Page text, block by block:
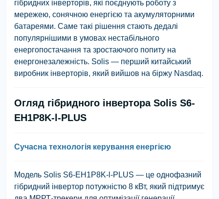
гібридних інверторів, які поєднують роботу з
мережею, сонячною енергією та акумуляторними
батареями. Саме такі рішення стають дедалі
популярнішими в умовах нестабільного
енергопостачання та зростаючого попиту на
енергонезалежність. Solis — перший китайський
виробник інверторів, який вийшов на біржу Nasdaq.
Огляд гібридного інвертора Solis S6-
EH1P8K-l-PLUS
Сучасна технологія керування енергією
Модель Solis S6-EH1P8K-l-PLUS — це однофазний
гібридний інвертор потужністю 8 кВт, який підтримує